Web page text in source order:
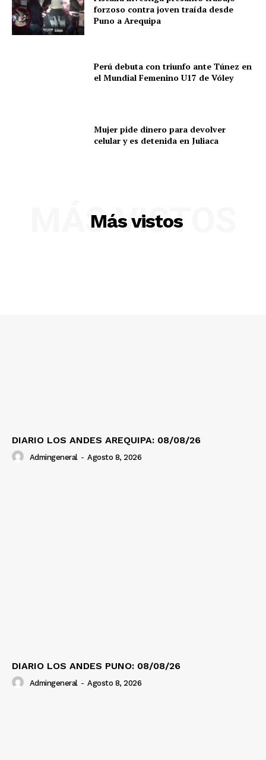
Diario los Andes
forzoso contra joven traída desde
Puno a Arequipa
Perú debuta con triunfo ante Túnez en
el Mundial Femenino U17 de Vóley
Mujer pide dinero para devolver
celular y es detenida en Juliaca
Más vistos
MÁS VISTOS
DIARIO LOS ANDES AREQUIPA: 08/08/26
Admingeneral - Agosto 8, 2026
DIARIO LOS ANDES PUNO: 08/08/26
Admingeneral - Agosto 8, 2026